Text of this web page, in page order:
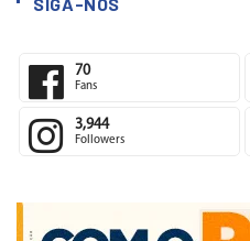
SIGA-NOS
70
3,944